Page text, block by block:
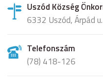
Uszód Község
6332 Uszód, Árpád
Telefonszám
(78) 418-126